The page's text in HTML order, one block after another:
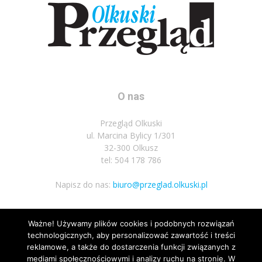
O nas
Przegląd Olkuski
ul. Marcina Bylicy 1/301
32-300 Olkusz
tel: 504 178 786
Napisz do nas: biuro@przeglad.olkuski.pl
Podążaj za nami
Ważne! Używamy plików cookies i podobnych rozwiązań
technologicznych, aby personalizować zawartość i treści
reklamowe, a także do dostarczenia funkcji związanych z
mediami społecznościowymi i analizy ruchu na stronie. W